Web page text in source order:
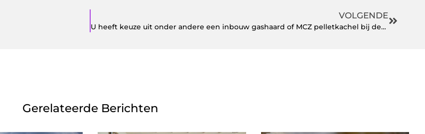
VOLGENDE
U heeft keuze uit onder andere een inbouw gashaard of MCZ pelletkachel bij deze specialist
Gerelateerde Berichten